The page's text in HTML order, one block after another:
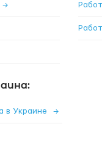
→
в Украине →